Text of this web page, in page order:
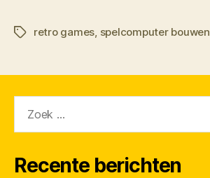
Tagsretro games, spelcomputer bouwen
naar:
Recente berichten